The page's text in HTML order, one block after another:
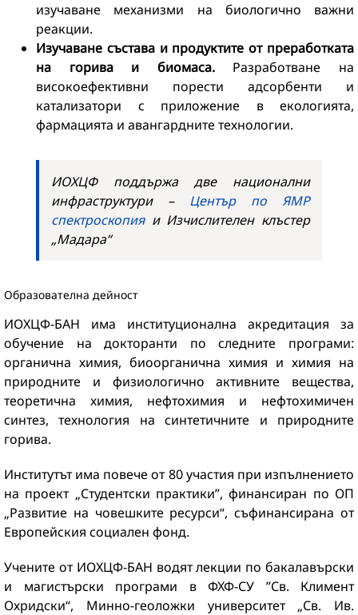
изучаване механизми на биологично важни
реакции.
Изучаване състава и продуктите от преработката
на горива и биомаса.Разработване на
високоефективни порести адсорбенти и
катализатори с приложение в екологията,
фармацията и авангардните технологии.
ИОХЦФ поддържа две национални
инфраструктури – Център по ЯМР
спектроскопияи Изчислителен клъстер
„Мадара“
Образователна дейност
ИОХЦФ-БАН има институционална акредитация за
обучение на докторанти по следните програми:
органична химия, биоорганична химия и химия на
природните и физиологично активните вещества,
теоретична химия, нефтохимия и нефтохимичен
синтез, технология на синтетичните и природните
горива.
Институтът има повече от 80 участия при изпълнението
на проект „Студентски практики”, финансиран по ОП
„Развитие на човешките ресурси“, съфинансирана от
Европейския социален фонд.
Учените от ИОХЦФ-БАН водят лекции по бакалавърски
и магистърски програми в ФХФ-СУ ”Св. Климент
Охридски“, Минно-геоложки университет „Св. Ив.